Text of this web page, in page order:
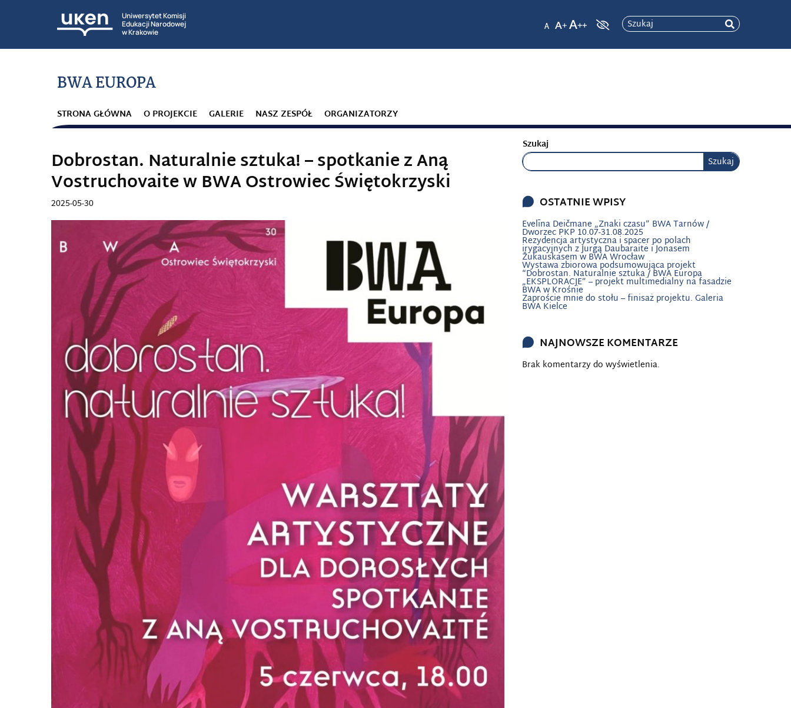
Uniwersytet Komisji
Edukacji Narodowej
w Krakowie
Szukaj
BWA EUROPA
STRONA GŁÓWNA O PROJEKCIE GALERIE NASZ ZESPÓŁ ORGANIZATORZY
Dobrostan. Naturalnie sztuka! – spotkanie z Aną
Vostruchovaite w BWA Ostrowiec Świętokrzyski
2025-05-30
Szukaj
Szukaj
OSTATNIE WPISY
Evelīna Deičmane „Znaki czasu” BWA Tarnów /
Dworzec PKP 10.07-31.08.2025
Rezydencja artystyczna i spacer po polach
irygacyjnych z Jurgą Daubaraitė i Jonasem
Žukauskasem w BWA Wrocław
Wystawa zbiorowa podsumowująca projekt
“Dobrostan. Naturalnie sztuka / BWA Europa
„EKSPLORACJE” – projekt multimedialny na fasadzie
BWA w Krośnie
Zaproście mnie do stołu – finisaż projektu. Galeria
BWA Kielce
NAJNOWSZE KOMENTARZE
Brak komentarzy do wyświetlenia.